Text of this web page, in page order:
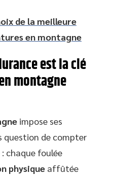
de la meilleure
en montagne
est la clé
montagne
impose ses
question de compter
chaque foulée
physique affûtée